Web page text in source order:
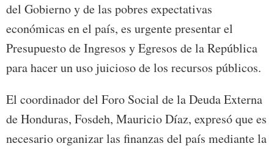
del Gobierno y de las pobres expectativas
económicas en el país, es urgente presentar el
Presupuesto de Ingresos y Egresos de la República
para hacer un uso juicioso de los recursos públicos.
El coordinador del Foro Social de la Deuda Externa
de Honduras, Fosdeh, Mauricio Díaz, expresó que es
necesario organizar las finanzas del país mediante la